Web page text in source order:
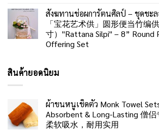
สังฆทานช่อผการัตนศิลป์ – ชุดชะ
「宝花艺术供」圆形便当竹编
寸）"Rattana Silpi" – 8” Round
Offering Set
สินค้ายอดนิยม
ผ้าขนหนูเช็ดตัว Monk Towel
Absorbent & Long-Lasting 僧
柔软吸水，耐用实用